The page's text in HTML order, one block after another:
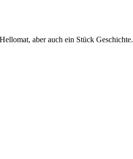
aber auch ein Stück Geschichte.